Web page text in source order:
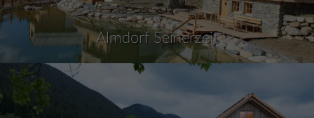
Almdorf Seinerzeit